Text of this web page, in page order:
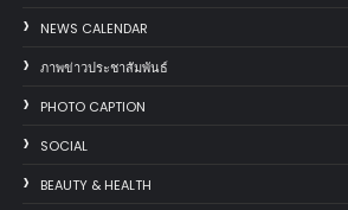
NEWS CALENDAR
ภาพข่าวประชาสัมพันธ์
PHOTO CAPTION
SOCIAL
BEAUTY & HEALTH